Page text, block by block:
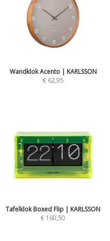
Wandklok Acento | KARLSSON
€ 62,95
Tafelklok Boxed Flip | KARLSSON
€ 160,50